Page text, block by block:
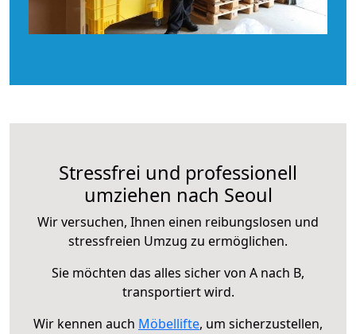
Stressfrei und professionell
umziehen nach Seoul
Wir versuchen, Ihnen einen reibungslosen und
stressfreien Umzug zu ermöglichen.
Sie möchten das alles sicher von A nach B,
transportiert wird.
Wir kennen auch Möbellifte, um sicherzustellen,